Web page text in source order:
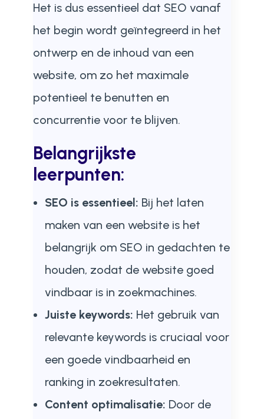
Het is dus essentieel dat SEO vanaf
het begin wordt geïntegreerd in het
ontwerp en de inhoud van een
website, om zo het maximale
potentieel te benutten en
concurrentie voor te blijven.
Belangrijkste
leerpunten:
SEO is essentieel: Bij het laten
maken van een website is het
belangrijk om SEO in gedachten te
houden, zodat de website goed
vindbaar is in zoekmachines.
Juiste keywords: Het gebruik van
relevante keywords is cruciaal voor
een goede vindbaarheid en
ranking in zoekresultaten.
Content optimalisatie: Door de